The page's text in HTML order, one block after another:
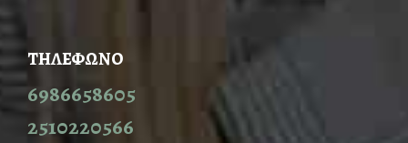
ΤΗΛΕΦΩΝΟ
6986658605
2510220566